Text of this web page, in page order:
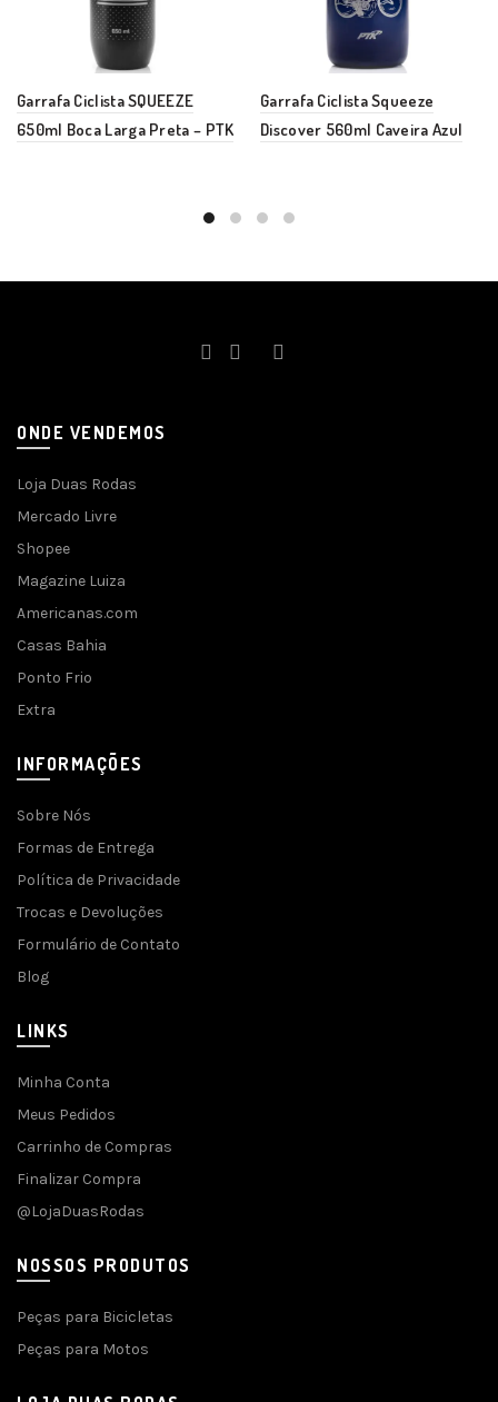
Garrafa Ciclista SQUEEZE
650ml Boca Larga Preta – PTK
Garrafa Ciclista Squeeze
Discover 560ml Caveira Azul
ONDE VENDEMOS
Loja Duas Rodas
Mercado Livre
Shopee
Magazine Luiza
Americanas.com
Casas Bahia
Ponto Frio
Extra
INFORMAÇÕES
Sobre Nós
Formas de Entrega
Política de Privacidade
Trocas e Devoluções
Formulário de Contato
Blog
LINKS
Minha Conta
Meus Pedidos
Carrinho de Compras
Finalizar Compra
@LojaDuasRodas
NOSSOS PRODUTOS
Peças para Bicicletas
Peças para Motos